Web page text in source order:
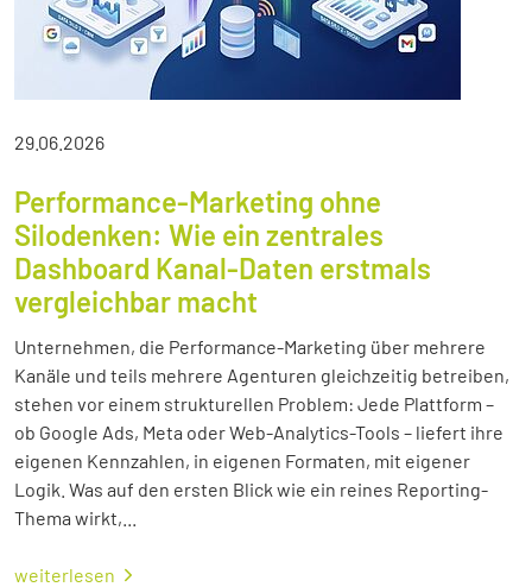
29.06.2026
Performance-Marketing ohne
Silodenken: Wie ein zentrales
Dashboard Kanal-Daten erstmals
vergleichbar macht
Unternehmen, die Performance-Marketing über mehrere
Kanäle und teils mehrere Agenturen gleichzeitig betreiben,
stehen vor einem strukturellen Problem: Jede Plattform –
ob Google Ads, Meta oder Web-Analytics-Tools – liefert ihre
eigenen Kennzahlen, in eigenen Formaten, mit eigener
Logik. Was auf den ersten Blick wie ein reines Reporting-
Thema wirkt,...
weiterlesen